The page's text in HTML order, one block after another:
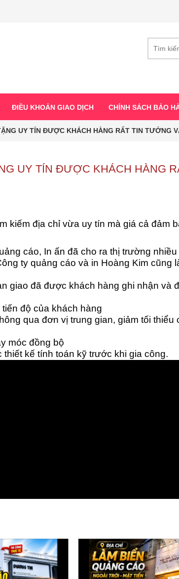
ĐIỀU KHOẢN GIAO DỊCH CHÍNH SÁCH BẢO
UY TÍN ĐƯỢC KHÁCH HÀNG RẤT TIN TƯỞNG
UY TÍN ĐƯỢC KHÁCH HÀNG
kiếm địa chỉ vừa uy tín mà giá cả đảm
cáo, In ấn đã cho ra thị trường nhiều
ty quảng cáo và in Hoàng Kim cũng
giao đã được khách hàng ghi nhận và
độ của khách hàng
qua đơn vị trung gian, giảm tối thiểu
móc đồng bộ
kế tính toán kỹ trước khi gia công.